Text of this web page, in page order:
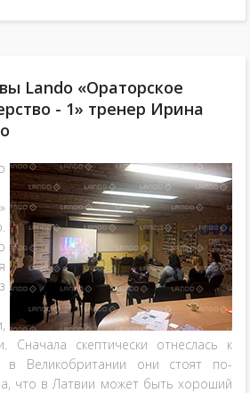
Lando «Ораторское
- 1» тренер Ирина
Сначала скептически отнеслась к
в Великобритании они стоят по-
что в Латвии может быть хороший